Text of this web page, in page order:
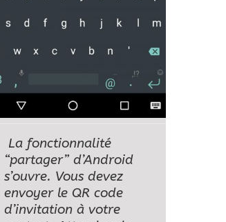
La fonctionnalité
“partager” d’Android
s’ouvre. Vous devez
envoyer le QR code
d’invitation à votre